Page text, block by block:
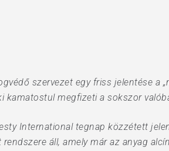
szervezet egy friss jelentése a
kamatostul megfizeti a sokszor
International tegnap közzétett
rendszere áll, amely már az anyag